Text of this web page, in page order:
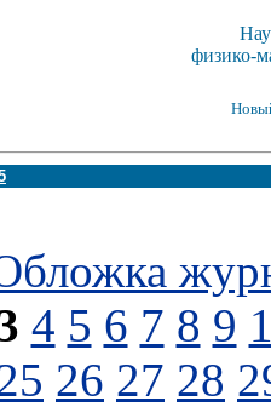
физико-
4 5 6 7 8 9
26 27 28